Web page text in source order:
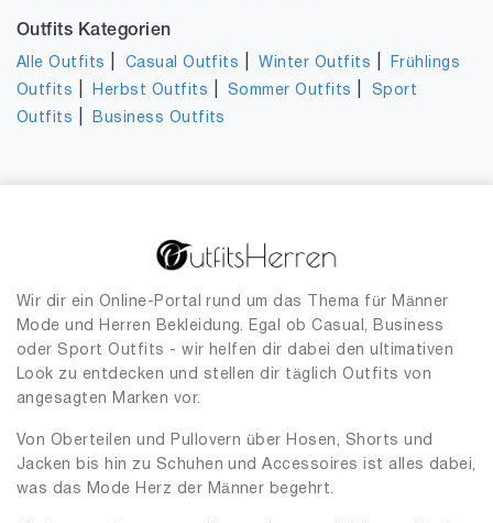
Outfits Kategorien
Alle Outfits Casual Outfits |Winter Outfits
Frühlings
Outfits
Herbst Outfits Sommer Outfits
Sport
Outfits
Business Outfits
Wir dir ein Online-Portal rund um das Thema für Männer
Mode und Herren Bekleidung. Egal ob Casual, Business
oder Sport Outfits - wir helfen dir dabei den ultimativen
Look zu entdecken und stellen dir täglich Outfits von
angesagten Marken vor.
Von Oberteilen und Pullovern über Hosen, Shorts und
Jacken bis hin zu Schuhen und Accessoires ist alles dabei,
was das Mode Herz der Männer begehrt.